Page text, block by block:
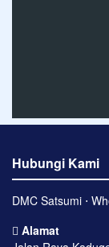
Hubungi Kami
DMC Satsumi ⋅
Alamat